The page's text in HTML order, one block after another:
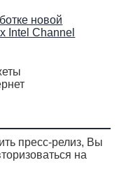
новой
Intel Channel
пресс-релиз, Вы
на